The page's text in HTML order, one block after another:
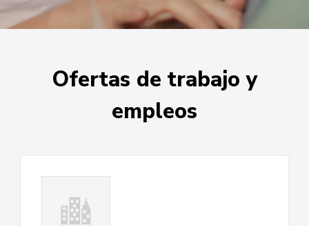
Ofertas de trabajo y
empleos